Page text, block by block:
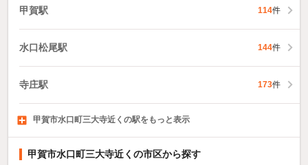
甲賀駅 114件
水口松尾駅 144件
寺庄駅 173件
信楽駅8件
水口駅318件
貴生川駅432件
甲賀市水口町三大寺近くの駅をもっと表示
甲賀市水口町三大寺近くの市区から探す